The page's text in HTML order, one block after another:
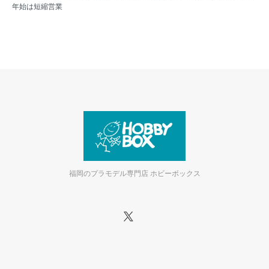
年始は短縮営業
福岡のプラモデル専門店 ホビーボックス